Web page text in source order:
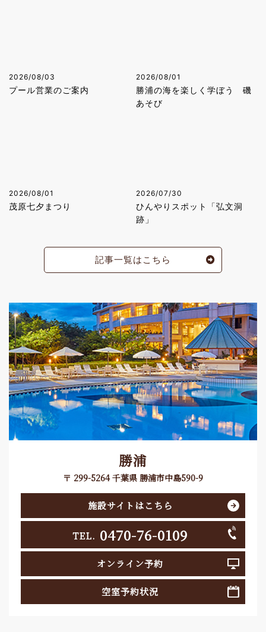
2026/08/03
プール営業のご案内
2026/08/01
勝浦の海を楽しく学ぼう 磯
あそび
2026/08/01
茂原七夕まつり
2026/07/30
ひんやりスポット「弘文洞
跡」
記事一覧はこちら
勝浦
〒 299-5264 千葉県 勝浦市中島590-9
施設サイトはこちら
TEL. 0470-76-0109
オンライン予約
空室予約状況